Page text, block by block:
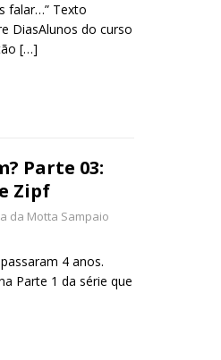
falar…” Texto
DiasAlunos do curso
[…]
Parte 03:
Zipf
da Motta Sampaio
4 anos.
Parte 1 da série que